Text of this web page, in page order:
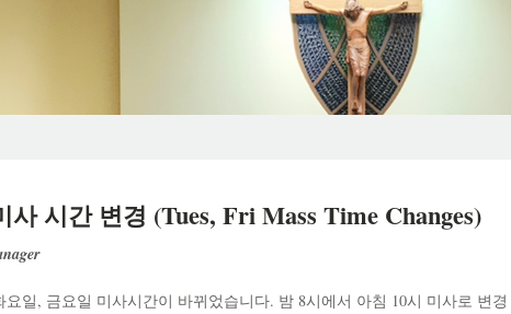
2020년 주보
사 시간 변경 (Tues, Fri Mass Time Changes)
일, 금요일 미사시간이 바뀌었습니다. 밤 8시에서 아침 10시 미사로 변경